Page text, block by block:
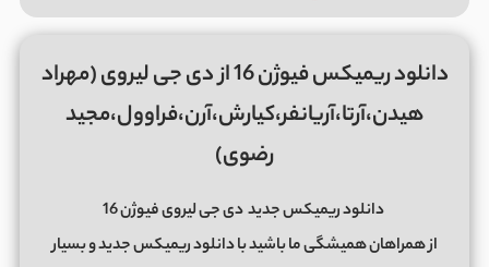
دانلود ریمیکس فیوژن 16 از دی جی لیروی (مهراد
هیدن،آرتا،آریانفر،کیارش،آرن،فراوول،مجید
رضوی)
دانلود ریمیکس جدیددی جی لیروی فیوژن 16
از همراهان همیشگی ما باشید با دانلود ریمیکس جدید و بسیار